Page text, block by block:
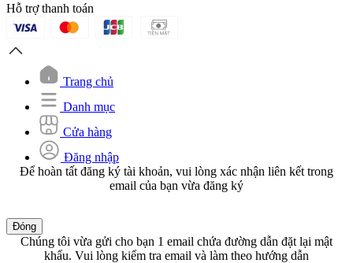
Hỗ trợ thanh toán
Trang chủ
Danh mục
Cửa hàng
Đăng nhập
Để hoàn tất đăng ký tài khoản, vui lòng xác nhận liên kết trong
email của bạn vừa đăng ký
Đóng
Chúng tôi vừa gửi cho bạn 1 email chứa đường dẫn đặt lại mật
khẩu. Vui lòng kiểm tra email và làm theo hướng dẫn